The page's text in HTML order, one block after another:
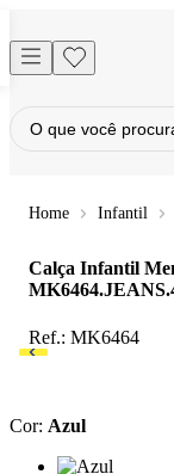
Infantil
Calça Infantil
Ref.: MK6464
Cor: Azul
Cor: Azul